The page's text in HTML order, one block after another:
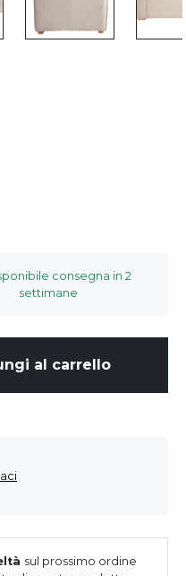
consegna in 2
settimane
al carrello
sul prossimo ordine